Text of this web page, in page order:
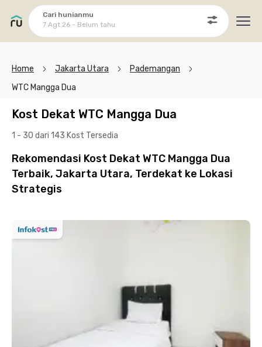
Cari hunianmu
7 Agt 26 - Belum tahu
Home Jakarta Utara
Pademangan
WTC Mangga Dua
Kost Dekat WTC Mangga Dua
1 - 30 dari 143 Kost Tersedia
Rekomendasi Kost Dekat WTC Mangga Dua
Terbaik, Jakarta Utara, Terdekat ke Lokasi
Strategis